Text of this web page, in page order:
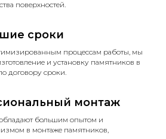
поверхностей.
сроки
процессам работы, мы
и установку памятников в
договору сроки.
монтаж
большим опытом и
в монтаже памятников,